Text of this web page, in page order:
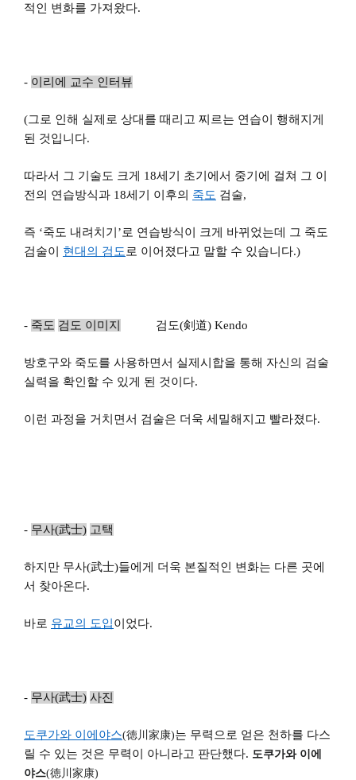
적인 변화를 가져왔다.
- 이리에 교수 인터뷰
(그로 인해 실제로 상대를 때리고 찌르는 연습이 행해지게
된 것입니다.
따라서 그 기술도 크게 18세기 초기에서 중기에 걸쳐 그 이
전의 연습방식과 18세기 이후의 죽도 검술,
즉 ‘죽도 내려치기’로 연습방식이 크게 바뀌었는데 그 죽도
검술이 현대의 검도 로 이어졌다고 말할 수 있습니다.)
- 죽도 검도 이미지 검도(剣道) Kendo
방호구와 죽도를 사용하면서 실제시합을 통해 자신의 검술
실력을 확인할 수 있게 된 것이다.
이런 과정을 거치면서 검술은 더욱 세밀해지고 빨라졌다.
- 무사(武士) 고택
하지만 무사(武士)들에게 더욱 본질적인 변화는 다른 곳에
서 찾아온다.
바로 유교의 도입이었다.
- 무사(武士) 사진
도쿠가와 이에야스(徳川家康)는 무력으로 얻은 천하를 다스
릴 수 있는 것은 무력이 아니라고 판단했다. 도쿠가와 이에
야스(徳川家康)